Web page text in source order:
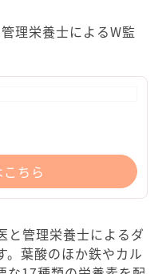
理栄養士によるW監
ちら
と管理栄養士によるダ
。葉酸のほか鉄やカル